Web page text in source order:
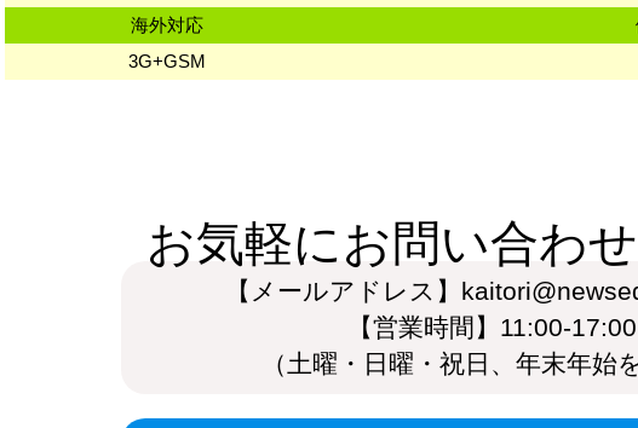
海外対応
3G+GSM
お気軽にお問い合わ
【メールアドレス】
【営業時間】11:00-17:00
（土曜・日曜・祝日、年末年始